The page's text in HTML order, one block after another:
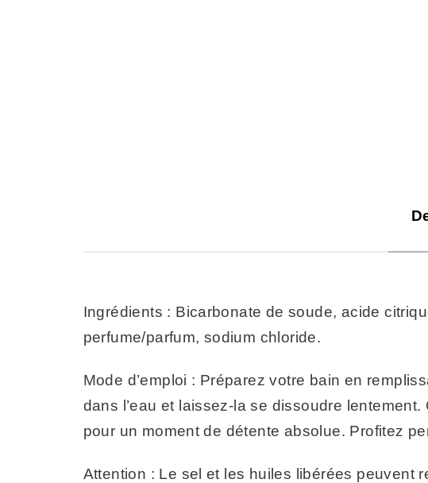
Ingrédients : Bicarbonate de soude, acide
perfume/parfum, sodium chloride.
Mode d’emploi : Préparez votre bain en
dans l’eau et laissez-la se dissoudre
pour un moment de détente absolue. Profitez
Attention : Le sel et les huiles libérées peuvent